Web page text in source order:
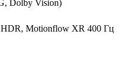
Dolby Vision)
HDR, Motionflow XR 400 Гц